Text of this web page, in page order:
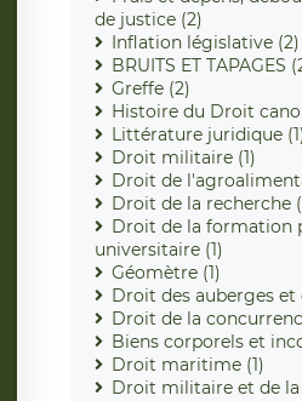
de justice (2)
Inflation législative (2)
BRUITS ET TAPAGES
Greffe (2)
Histoire du Droit
Littérature juridique
Droit militaire (1)
Droit de
Droit de la recherche
Droit de la formation
universitaire (1)
Géomètre (1)
Droit des auberges et
Droit de la
Biens corporels et
Droit maritime (1)
Droit militaire et de la